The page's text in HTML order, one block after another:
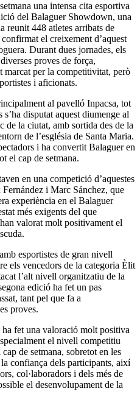
una intensa cita esportiva
del Balaguer Showdown, una
reunit 448 atletes arribats de
el creixement d’aquest
Durant dues jornades, els
proves de força,
marcat per la competitivitat, però
i aficionats.
al pavelló Inpacsa, tot
s’ha disputat aquest diumenge al
de la ciutat, amb sortida des de la
de l’església de Santa Maria.
i ha convertit Balaguer en
el cap de setmana.
en una competició d’aquestes
i Marc Sánchez, que
experiència en el Balaguer
més exigents del que
valorat molt positivament el
esportistes de gran nivell
els vencedors de la categoria Èlit
l’alt nivell organitzatiu de la
edició ha fet un pas
tant pel que fa a
proves.
fet una valoració molt positiva
el nivell competitiu
de setmana, sobretot en les
confiança dels participants, així
col·laboradors i dels més de
el desenvolupament de la